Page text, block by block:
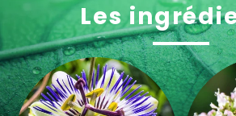
Les